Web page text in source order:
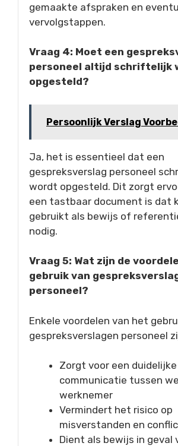
gemaakte afspraken en
vervolgstappen.
Vraag 4: Moet een
personeel altijd schriftelijk
opgesteld?
Persoonlijk Verslag
Ja, het is essentieel dat een
gespreksverslag personeel
wordt opgesteld. Dit zorgt
een tastbaar document is dat
gebruikt als bewijs of
nodig.
Vraag 5: Wat zijn de
gebruik van
personeel?
Enkele voordelen van het
gespreksverslagen personeel
Zorgt voor een duidelijke
communicatie tussen
werknemer
Vermindert het risico op
misverstanden en
Dient als bewijs in geval